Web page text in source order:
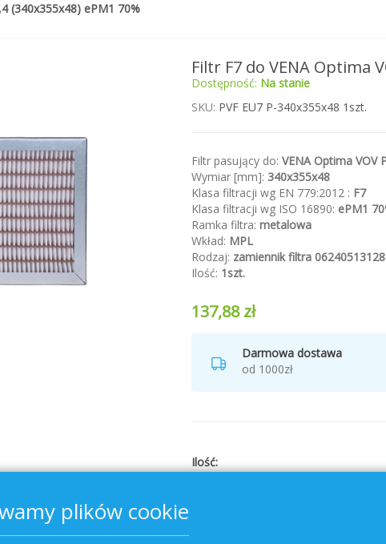
(340x355x48) ePM1 70%
Filtr F7 do VENA Optima
Dostępność: Na stanie
SKU PVF EU7 P-340x355x48 1szt.
Filtr pasujący do: VENA Optima VOV
Wymiar [mm]: 340x355x48
Klasa filtracji wg EN 779:2012 : F7
Klasa filtracji wg ISO 16890: ePM1
Ramka filtra: metalowa
Wkład: MPL
Rodzaj: zamiennik filtra
Ilość: 1szt.
137,88 zł
Darmowa dostawa
od 1000zł
Ilość
plików cookie